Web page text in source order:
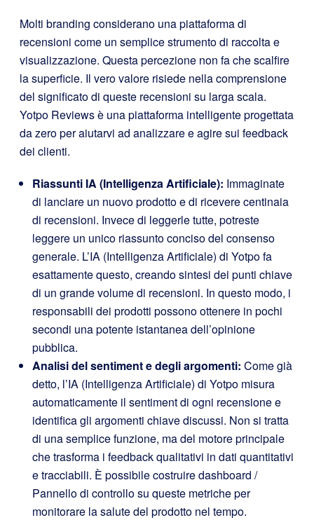
Molti branding considerano una piattaforma di
recensioni come un semplice strumento di raccolta e
visualizzazione. Questa percezione non fa che scalfire
la superficie. Il vero valore risiede nella comprensione
del significato di queste recensioni su larga scala.
Yotpo Reviews è una piattaforma intelligente progettata
da zero per aiutarvi ad analizzare e agire sui feedback
dei clienti.
Riassunti IA (Intelligenza Artificiale): Immaginate
di lanciare un nuovo prodotto e di ricevere centinaia
di recensioni. Invece di leggerle tutte, potreste
leggere un unico riassunto conciso del consenso
generale. L’IA (Intelligenza Artificiale) di Yotpo fa
esattamente questo, creando sintesi dei punti chiave
di un grande volume di recensioni. In questo modo, i
responsabili dei prodotti possono ottenere in pochi
secondi una potente istantanea dell’opinione
pubblica.
Analisi del sentiment e degli argomenti: Come già
detto, l’IA (Intelligenza Artificiale) di Yotpo misura
automaticamente il sentiment di ogni recensione e
identifica gli argomenti chiave discussi. Non si tratta
di una semplice funzione, ma del motore principale
che trasforma i feedback qualitativi in dati quantitativi
e tracciabili. È possibile costruire dashboard /
Pannello di controllo su queste metriche per
monitorare la salute del prodotto nel tempo.